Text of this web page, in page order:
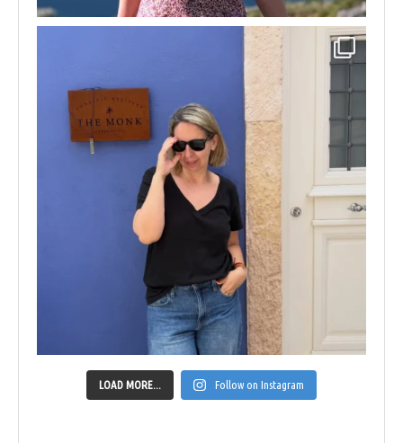
LOAD MORE... Follow on Instagram